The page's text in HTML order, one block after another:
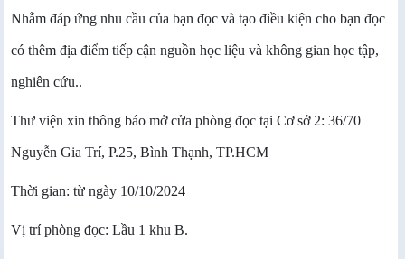
Nhằm đáp ứng nhu cầu của bạn đọc và tạo điều kiện cho bạn đọc
có thêm địa điểm tiếp cận nguồn học liệu và không gian học tập,
nghiên cứu..
Thư viện xin thông báo mở cửa phòng đọc tại Cơ sở 2: 36/70
Nguyễn Gia Trí, P.25, Bình Thạnh, TP.HCM
Thời gian: từ ngày 10/10/2024
Vị trí phòng đọc: Lầu 1 khu B.